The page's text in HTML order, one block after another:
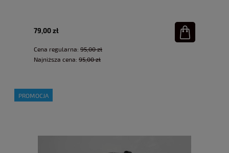
79,00 zł
Cena regularna: 95,00 zł
Najniższa cena: 95,00 zł
PROMOCJA